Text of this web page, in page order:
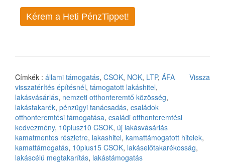
Kérem a Heti PénzTippet!
Vissza
Címkék : állami támogatás, CSOK, NOK, LTP, ÁFA
visszatérítés építésnél, támogatott lakáshitel,
lakásvásárlás, nemzeti otthonteremtő közösség,
lakástakarék, pénzügyi tanácsadás, családok
otthonteremtési támogatása, családi otthonteremtési
kedvezmény, 10plusz10 CSOK, új lakásvásárlás
kamatmentes részletre, lakashitel, kamattámogatott hitelek,
kamattámogatás, 10plus15 CSOK, lakáselőtakarékosság,
lakáscélú megtakarítás, lakástámogatás